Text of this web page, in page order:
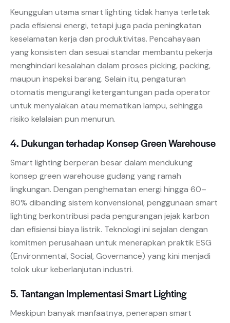
Keunggulan utama smart lighting tidak hanya terletak
pada efisiensi energi, tetapi juga pada peningkatan
keselamatan kerja dan produktivitas. Pencahayaan
yang konsisten dan sesuai standar membantu pekerja
menghindari kesalahan dalam proses picking, packing,
maupun inspeksi barang. Selain itu, pengaturan
otomatis mengurangi ketergantungan pada operator
untuk menyalakan atau mematikan lampu, sehingga
risiko kelalaian pun menurun.
4. Dukungan terhadap Konsep Green Warehouse
Smart lighting berperan besar dalam mendukung
konsep green warehouse gudang yang ramah
lingkungan. Dengan penghematan energi hingga 60–
80% dibanding sistem konvensional, penggunaan smart
lighting berkontribusi pada pengurangan jejak karbon
dan efisiensi biaya listrik. Teknologi ini sejalan dengan
komitmen perusahaan untuk menerapkan praktik ESG
(Environmental, Social, Governance) yang kini menjadi
tolok ukur keberlanjutan industri.
5. Tantangan Implementasi Smart Lighting
Meskipun banyak manfaatnya, penerapan smart